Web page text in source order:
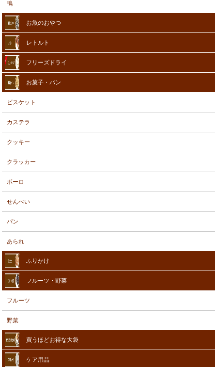
鴨
お魚のおやつ
レトルト
フリーズドライ
お菓子・パン
ビスケット
カステラ
クッキー
クラッカー
ボーロ
せんべい
パン
あられ
ふりかけ
フルーツ・野菜
フルーツ
野菜
買うほどお得な大袋
ケア用品